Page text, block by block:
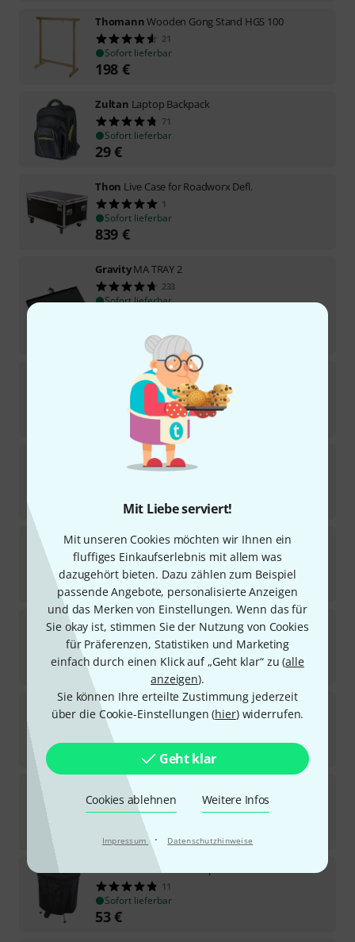
Mit Liebe serviert!
Mit unseren Cookies möchten wir Ihnen ein
fluffiges Einkaufserlebnis mit allem was
dazugehört bieten. Dazu zählen zum Beispiel
passende Angebote, personalisierte Anzeigen
und das Merken von Einstellungen. Wenn das für
Sie okay ist, stimmen Sie der Nutzung von Cookies
für Präferenzen, Statistiken und Marketing
einfach durch einen Klick auf „Geht klar“ zu (alle
anzeigen).
Sie können Ihre erteilte Zustimmung jederzeit
über die Cookie-Einstellungen (hier) widerrufen.
Geht klar
Cookies ablehnen Weitere Infos
Impressum · Datenschutzhinweise
ThomannWooden Gong Stand HGS 100
21
Sofort lieferbar
198 €
Zultan Laptop Backpack
71
Sofort lieferbar
29€
Thon Live Case for Roadworx Defl.
1
Sofort lieferbar
839 €
GravityMA TRAY 2
233
Sofort lieferbar
UVP:25,13 €
ThomannTTB10 Tambourine Bag
17
Sofort lieferbar
MSSTARTER Set for Music School
1
1.679€
ThomannCrystal Bowl Carry Bag 10"
37
Sofort lieferbar
49 €
Adams Fell Renaissance Adams 23" Uni
3
Sofort lieferbar
119 €
ThomannKF1 Key Fob "Drum Sticks"
348
Sofort lieferbar
Thomann
13
Sofort lieferbar
39
Cover for Timpani 26"
11
Sofort lieferbar
53€